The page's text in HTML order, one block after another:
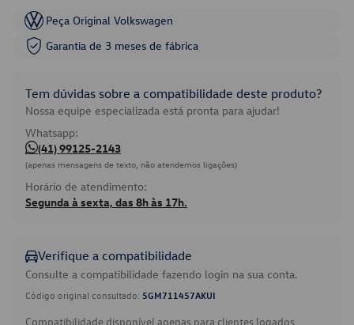
Peça Original Volkswagen
Garantia de 3 meses de fábrica
Tem dúvidas sobre a compatibilidade deste produto?
Nossa equipe especializada está pronta para ajudar!
Whatsapp:
(41) 99125-2143
(apenas mensagens de texto, não atendemos ligações)
Horário de atendimento:
Segunda à sexta, das 8h às 17h.
Verifique a compatibilidade
Consulte a compatibilidade fazendo login na sua conta.
Código original consultado: 5GM711457AKUI
Compatibilidade disponível apenas para clientes logados.